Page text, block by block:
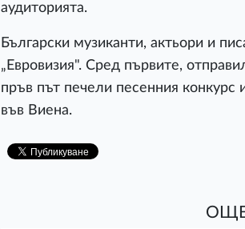
аудиторията.
Български музиканти, актьори и
„Евровизия". Сред първите,
пръв път печели песенния конкурс
във Виена.